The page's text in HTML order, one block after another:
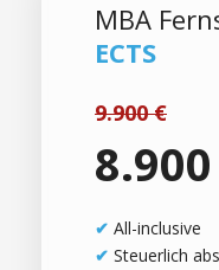
MBA
ECTS
9.900 €
✔ All-inclusive
✔ Steuerlich